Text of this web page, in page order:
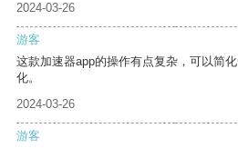
2024-03-26
游客
这款加速器app的操作有点复杂，可以简
化。
2024-03-26
游客